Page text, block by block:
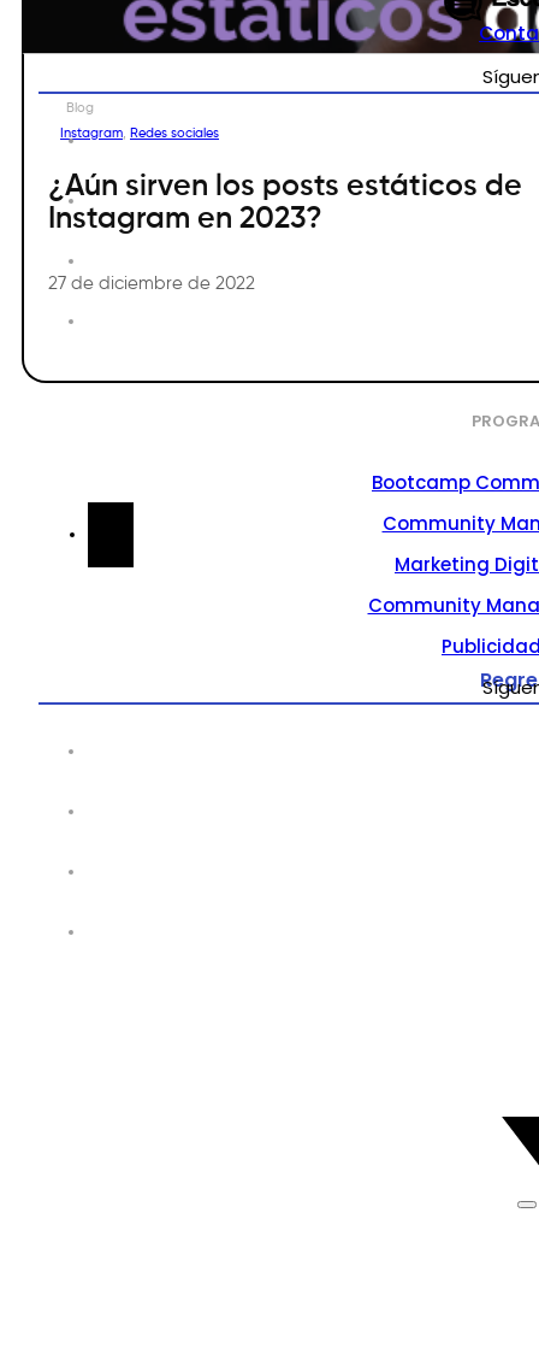
Bootcamp
Community
Marketing
Community
Blog
Instagram
Redes sociales
¿Aún sirven los posts estáticos de
Instagram en 2023?
27 de diciembre de 2022